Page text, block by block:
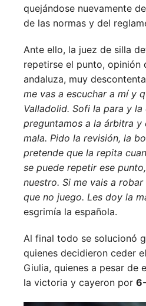
quejándose nuevamente
de las normas y del
Ante ello, la juez de silla
repetirse el punto, opinión
andaluza, muy
me vas a escuchar a mí y
Valladolid. Sofi la para y la
preguntamos a la árbitra y
mala. Pido la revisión, la
pretende que la repita
se puede repetir ese
nuestro. Si me vais a
que no juego. Les doy la
esgrimía la española.
Al final todo se solucionó
quienes decidieron ceder
Giulia, quienes a pesar de
la victoria y cayeron por